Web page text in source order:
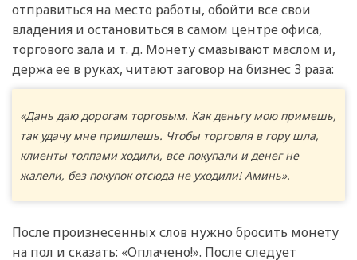
отправиться на место работы, обойти все свои
владения и остановиться в самом центре офиса,
торгового зала и т. д. Монету смазывают маслом и,
держа ее в руках, читают заговор на бизнес 3 раза:
«Дань даю дорогам торговым. Как деньгу мою примешь,
так удачу мне пришлешь. Чтобы торговля в гору шла,
клиенты толпами ходили, все покупали и денег не
жалели, без покупок отсюда не уходили! Аминь».
После произнесенных слов нужно бросить монету
на пол и сказать: «Оплачено!». После следует